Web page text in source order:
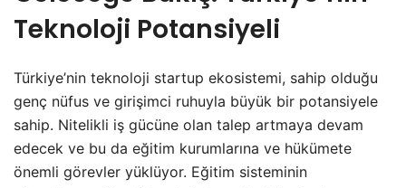
Teknoloji Potansiyeli
Türkiye’nin teknoloji startup ekosistemi, sahip olduğu
genç nüfus ve girişimci ruhuyla büyük bir potansiyele
sahip. Nitelikli iş gücüne olan talep artmaya devam
edecek ve bu da eğitim kurumlarına ve hükümete
önemli görevler yüklüyor. Eğitim sisteminin